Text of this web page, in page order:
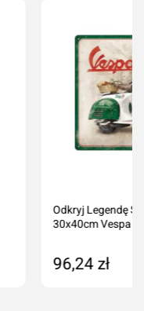
Odkryj Legendę
30x40cm Vespa
96,24 zł